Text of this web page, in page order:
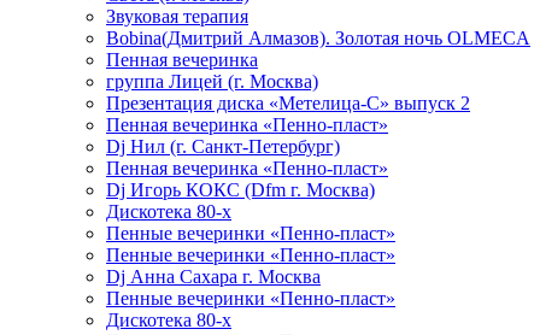
Звуковая терапия
Bobina(Дмитрий Алмазов). Золотая ночь OLMECA
Пенная вечеринка
группа Лицей (г. Москва)
Презентация диска «Метелица-С» выпуск 2
Пенная вечеринка «Пенно-пласт»
Dj Нил (г. Санкт-Петербург)
Пенная вечеринка «Пенно-пласт»
Dj Игорь КОКС (Dfm г. Москва)
Дискотека 80-х
Пенные вечеринки «Пенно-пласт»
Пенные вечеринки «Пенно-пласт»
Dj Анна Сахара г. Москва
Пенные вечеринки «Пенно-пласт»
Дискотека 80-х